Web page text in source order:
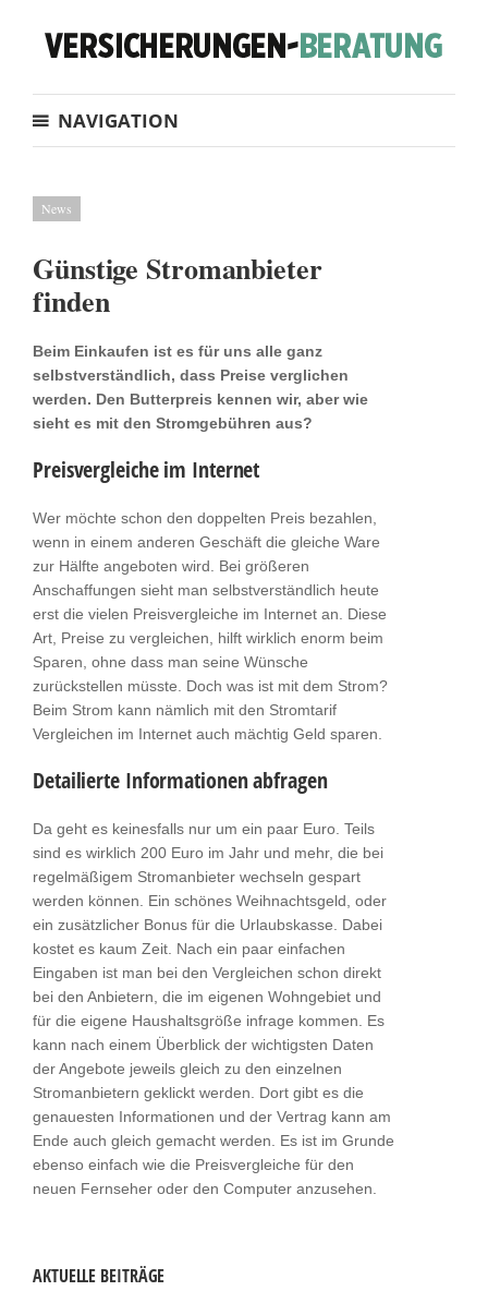
NAVIGATION
News
Günstige Stromanbieter
finden
Beim Einkaufen ist es für uns alle ganz
selbstverständlich, dass Preise verglichen
werden. Den Butterpreis kennen wir, aber wie
sieht es mit den Stromgebühren aus?
Preisvergleiche im Internet
Wer möchte schon den doppelten Preis bezahlen,
wenn in einem anderen Geschäft die gleiche Ware
zur Hälfte angeboten wird. Bei größeren
Anschaffungen sieht man selbstverständlich heute
erst die vielen Preisvergleiche im Internet an. Diese
Art, Preise zu vergleichen, hilft wirklich enorm beim
Sparen, ohne dass man seine Wünsche
zurückstellen müsste. Doch was ist mit dem Strom?
Beim Strom kann nämlich mit den Stromtarif
Vergleichen im Internet auch mächtig Geld sparen.
Detailierte Informationen abfragen
Da geht es keinesfalls nur um ein paar Euro. Teils
sind es wirklich 200 Euro im Jahr und mehr, die bei
regelmäßigem Stromanbieter wechseln gespart
werden können. Ein schönes Weihnachtsgeld, oder
ein zusätzlicher Bonus für die Urlaubskasse. Dabei
kostet es kaum Zeit. Nach ein paar einfachen
Eingaben ist man bei den Vergleichen schon direkt
bei den Anbietern, die im eigenen Wohngebiet und
für die eigene Haushaltsgröße infrage kommen. Es
kann nach einem Überblick der wichtigsten Daten
der Angebote jeweils gleich zu den einzelnen
Stromanbietern geklickt werden. Dort gibt es die
genauesten Informationen und der Vertrag kann am
Ende auch gleich gemacht werden. Es ist im Grunde
ebenso einfach wie die Preisvergleiche für den
neuen Fernseher oder den Computer anzusehen.
AKTUELLE BEITRÄGE